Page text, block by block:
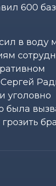
600
в воду
уголовно
была